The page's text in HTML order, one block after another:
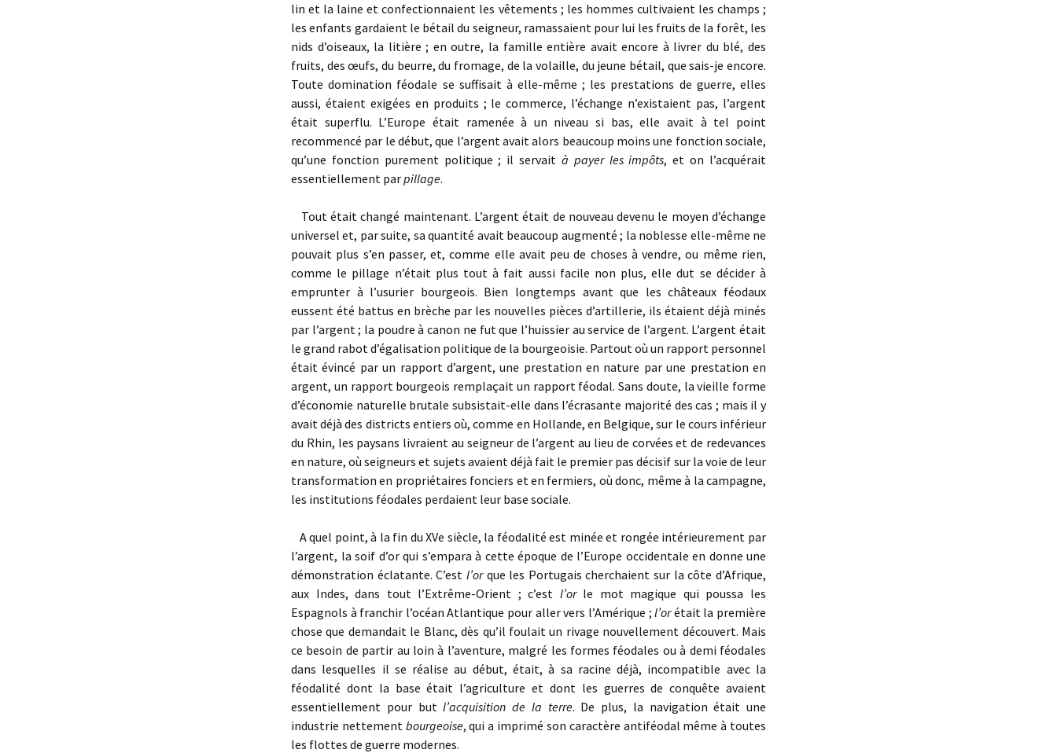
lin et la laine et confectionnaient les vêtements ; les hommes cultivaient les champs ;
les enfants gardaient le bétail du seigneur, ramassaient pour lui les fruits de la forêt, les
nids d’oiseaux, la litière ; en outre, la famille entière avait encore à livrer du blé, des
fruits, des œufs, du beurre, du fromage, de la volaille, du jeune bétail, que sais-je encore.
Toute domination féodale se suffisait à elle-même ; les prestations de guerre, elles
aussi, étaient exigées en produits ; le commerce, l’échange n’existaient pas, l’argent
était superflu. L’Europe était ramenée à un niveau si bas, elle avait à tel point
recommencé par le début, que l’argent avait alors beaucoup moins une fonction sociale,
qu’une fonction purement politique ; il servait à payer les impôts, et on l’acquérait
essentiellement parpillage.
Tout était changé maintenant. L’argent était de nouveau devenu le moyen d’échange
universel et, par suite, sa quantité avait beaucoup augmenté ; la noblesse elle-même ne
pouvait plus s’en passer, et, comme elle avait peu de choses à vendre, ou même rien,
comme le pillage n’était plus tout à fait aussi facile non plus, elle dut se décider à
emprunter à l’usurier bourgeois. Bien longtemps avant que les châteaux féodaux
eussent été battus en brèche par les nouvelles pièces d’artillerie, ils étaient déjà minés
par l’argent ; la poudre à canon ne fut que l’huissier au service de l’argent. L’argent était
le grand rabot d’égalisation politique de la bourgeoisie. Partout où un rapport personnel
était évincé par un rapport d’argent, une prestation en nature par une prestation en
argent, un rapport bourgeois remplaçait un rapport féodal. Sans doute, la vieille forme
d’économie naturelle brutale subsistait-elle dans l’écrasante majorité des cas ; mais il y
avait déjà des districts entiers où, comme en Hollande, en Belgique, sur le cours inférieur
du Rhin, les paysans livraient au seigneur de l’argent au lieu de corvées et de redevances
en nature, où seigneurs et sujets avaient déjà fait le premier pas décisif sur la voie de leur
transformation en propriétaires fonciers et en fermiers, où donc, même à la campagne,
les institutions féodales perdaient leur base sociale.
A quel point, à la fin du XVe siècle, la féodalité est minée et rongée intérieurement par
l’argent, la soif d’or qui s’empara à cette époque de l’Europe occidentale en donne une
démonstration éclatante. C’est l’orque les Portugais cherchaient sur la côte d’Afrique,
aux Indes, dans tout l’Extrême-Orient ; c’est l’orle mot magique qui poussa les
Espagnols à franchir l’océan Atlantique pour aller vers l’Amérique ;l’orétait la première
chose que demandait le Blanc, dès qu’il foulait un rivage nouvellement découvert. Mais
ce besoin de partir au loin à l’aventure, malgré les formes féodales ou à demi féodales
dans lesquelles il se réalise au début, était, à sa racine déjà, incompatible avec la
féodalité dont la base était l’agriculture et dont les guerres de conquête avaient
essentiellement pour butl’acquisition de la terre. De plus, la navigation était une
industrie nettement bourgeoise, qui a imprimé son caractère antiféodal même à toutes
les flottes de guerre modernes.